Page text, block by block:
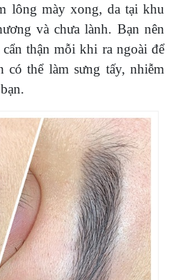
lông mày xong, da tại khu
và chưa lành. Bạn nên
thận mỗi khi ra ngoài để
có thể làm sưng tấy, nhiễm